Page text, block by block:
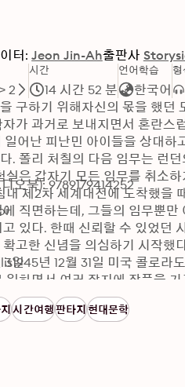
터: Jeon Jin-Ah출판사
2
시간
14 시간 52 분
언어학습
한국어
형
구하기 위해자신의 몫을 했
가 과거로 보내지면서 혼란스
어난 피난민 아이들을 상대
. 폴리 처칠의 다음 임무는 런
실은 갑자기 모든 임무를 취소
내 제2차 세계대전에 도착했을
직면하는데, 그들의 임무뿐
있다. 한때 신뢰할 수 있었던
고한 신념을 의심하기 시작했
년 12월 31일 미국 콜로라
일하면서 여러 잡지에 작품을
뷸러상을 동시에 수상하며 주
그해 [뉴욕 타임스] 주목할 만
오북): 9789179414252
3일
시간여행판타지현대문학